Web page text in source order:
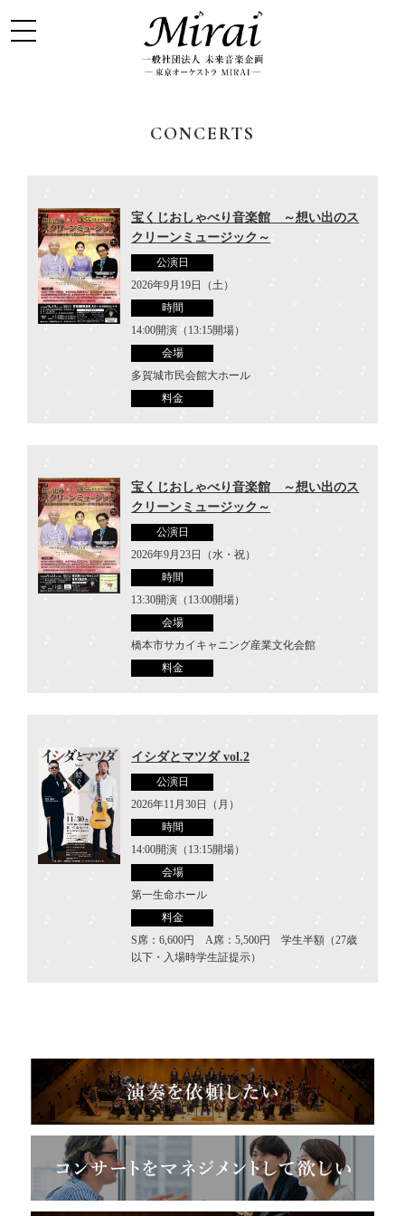
CONCERTS
宝くじおしゃべり音楽館 ～想い出のス
クリーンミュージック～
公演日
2026年9月19日（土）
時間
14:00開演（13:15開場）
会場
多賀城市民会館大ホール
料金
宝くじおしゃべり音楽館 ～想い出のス
クリーンミュージック～
公演日
2026年9月23日（水・祝）
時間
13:30開演（13:00開場）
会場
橋本市サカイキャニング産業文化会館
料金
イシダとマツダ vol.2
公演日
2026年11月30日（月）
時間
14:00開演（13:15開場）
会場
第一生命ホール
料金
S席：6,600円 A席：5,500円 学生半額（27歳
以下・入場時学生証提示）